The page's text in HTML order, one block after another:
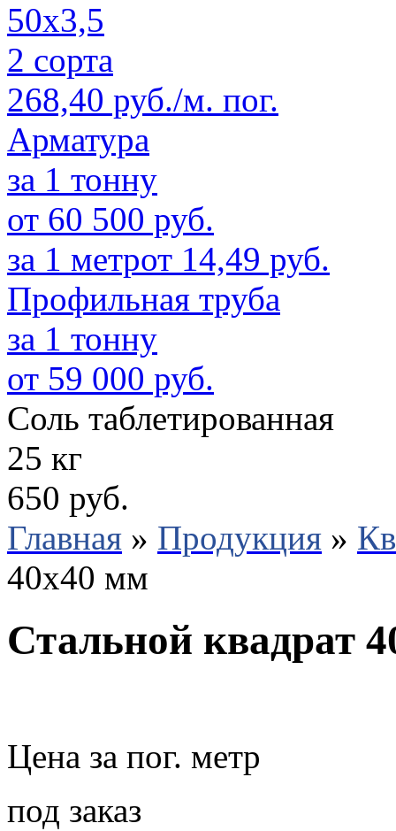
50х3,5
2 сорта
268,40 руб./м. пог.
Арматура
за 1 тонну
от 60 500 руб.
за 1 метрот 14,49 руб.
Профильная труба
за 1 тонну
от 59 000 руб.
Соль таблетированная
25 кг
650 руб.
Главная » Продукция »
40х40 мм
Стальной квадрат
Цена за пог. метр
под заказ